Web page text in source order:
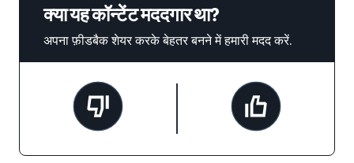
क्या यह कॉन्टेंट मददगार था?
अपना फ़ीडबैक शेयर करके बेहतर बनने में हमारी मदद करें.